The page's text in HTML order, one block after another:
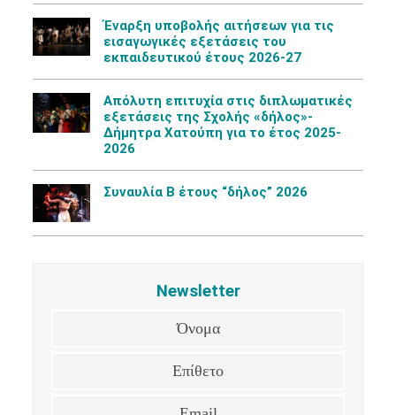
Έναρξη υποβολής αιτήσεων για τις
εισαγωγικές εξετάσεις του
εκπαιδευτικού έτους 2026-27
Aπόλυτη επιτυχία στις διπλωματικές
εξετάσεις της Σχολής «δήλος»-
Δήμητρα Χατούπη για το έτος 2025-
2026
Συναυλία Β έτους “δήλος” 2026
Newsletter